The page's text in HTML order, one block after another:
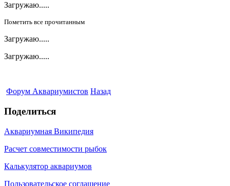
Загружаю.....
Пометить все прочитанным
Загружаю.....
Загружаю.....
Форум Аквариумистов Назад
Поделиться
Аквариумная Википедия
Расчет совместимости рыбок
Калькулятор аквариумов
Пользовательское соглашение